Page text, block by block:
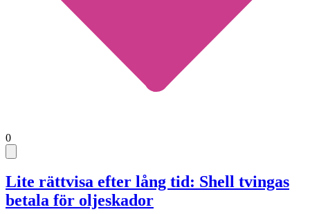
0
Lite rättvisa efter lång tid: Shell tvingas
betala för oljeskador